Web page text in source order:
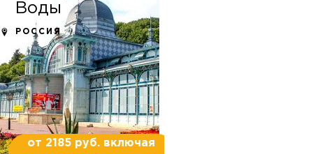
Воды
РОССИЯ
от 2185 руб. включая